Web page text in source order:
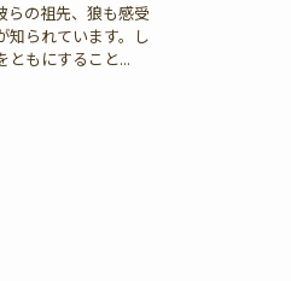
らの祖先、狼も感受
知られています。し
ともにすること...